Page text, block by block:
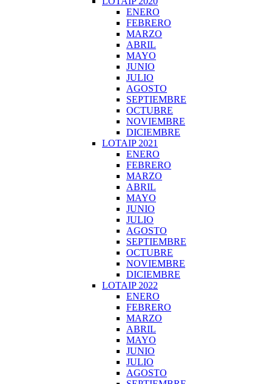
ENERO
FEBRERO
MARZO
ABRIL
MAYO
JUNIO
JULIO
AGOSTO
SEPTIEMBRE
OCTUBRE
NOVIEMBRE
DICIEMBRE
LOTAIP 2021
ENERO
FEBRERO
MARZO
ABRIL
MAYO
JUNIO
JULIO
AGOSTO
SEPTIEMBRE
OCTUBRE
NOVIEMBRE
DICIEMBRE
LOTAIP 2022
ENERO
FEBRERO
MARZO
ABRIL
MAYO
JUNIO
JULIO
AGOSTO